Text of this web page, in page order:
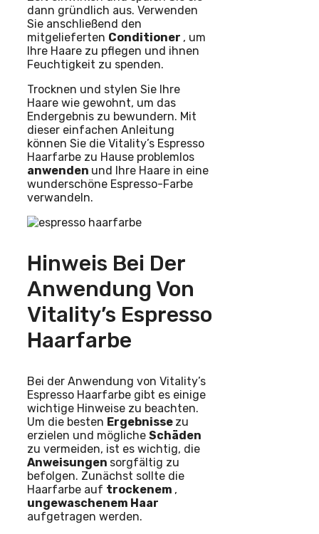
dann gründlich aus. Verwenden
Sie anschließend den
mitgelieferten Conditioner , um
Ihre Haare zu pflegen und ihnen
Feuchtigkeit zu spenden.
Trocknen und stylen Sie Ihre
Haare wie gewohnt, um das
Endergebnis zu bewundern. Mit
dieser einfachen Anleitung
können Sie die Vitality’s Espresso
Haarfarbe zu Hause problemlos
anwenden und Ihre Haare in eine
wunderschöne Espresso-Farbe
verwandeln.
Hinweis Bei Der
Anwendung Von
Vitality’s Espresso
Haarfarbe
Bei der Anwendung von Vitality’s
Espresso Haarfarbe gibt es einige
wichtige Hinweise zu beachten.
Um die besten Ergebnisse zu
erzielen und mögliche Schäden
zu vermeiden, ist es wichtig, die
Anweisungen sorgfältig zu
befolgen. Zunächst sollte die
Haarfarbe auf trockenem ,
ungewaschenem Haar
aufgetragen werden.